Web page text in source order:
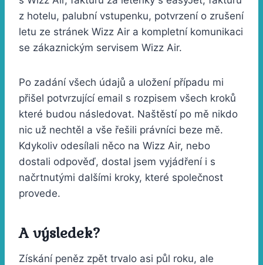
z hotelu, palubní vstupenku, potvrzení o zrušení
letu ze stránek Wizz Air a kompletní komunikaci
se zákaznickým servisem Wizz Air.
Po zadání všech údajů a uložení případu mi
přišel potvrzující email s rozpisem všech kroků
které budou následovat. Naštěstí po mě nikdo
nic už nechtěl a vše řešili právníci beze mě.
Kdykoliv odesílali něco na Wizz Air, nebo
dostali odpověď, dostal jsem vyjádření i s
načrtnutými dalšími kroky, které společnost
provede.
A výsledek?
Získání peněz zpět trvalo asi půl roku, ale